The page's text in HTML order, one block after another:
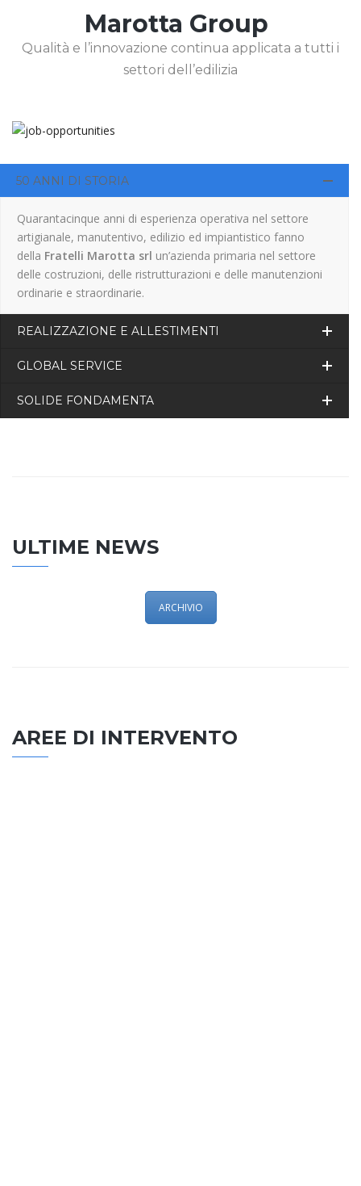
Marotta Group
Qualità e l’innovazione continua applicata a tutti i
settori dell’edilizia
50 ANNI DI STORIA
Quarantacinque anni di esperienza operativa nel settore
artigianale, manutentivo, edilizio ed impiantistico fanno
della Fratelli Marotta srl un’azienda primaria nel settore
delle costruzioni, delle ristrutturazioni e delle manutenzioni
ordinarie e straordinarie.
REALIZZAZIONE E ALLESTIMENTI
GLOBAL SERVICE
SOLIDE FONDAMENTA
ULTIME NEWS
ARCHIVIO
AREE DI INTERVENTO